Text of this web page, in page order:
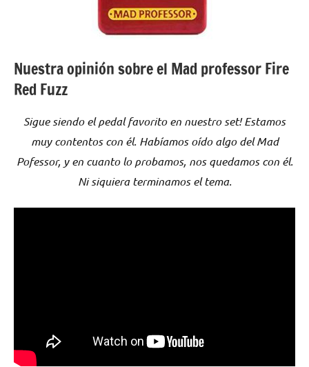
Nuestra opinión sobre el Mad professor Fire
Red Fuzz
Sigue siendo el pedal favorito en nuestro set! Estamos
muy contentos con él. Habíamos oído algo del Mad
Pofessor, y en cuanto lo probamos, nos quedamos con él.
Ni siquiera terminamos el tema.